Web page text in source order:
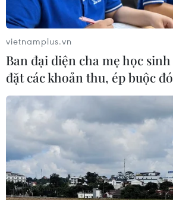
vietnamplus.vn
Ban đại diện cha mẹ học
đặt các khoản thu, ép buộc